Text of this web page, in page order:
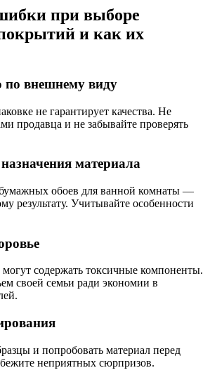
при выборе
и как их
по внешнему виду
не гарантирует качества. Не
продавца и не забывайте проверять
материала
обоев для ванной комнаты —
результату. Учитывайте особенности
содержать токсичные компоненты.
своей семьи ради экономии в
и попробовать материал перед
неприятных сюрпризов.